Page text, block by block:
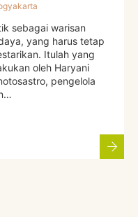
sebagai warisan
yang harus tetap
Itulah yang
oleh Haryani
pengelola